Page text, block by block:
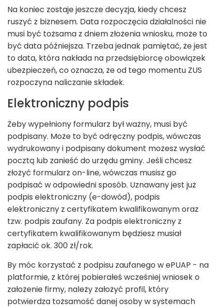
Na koniec zostaje jeszcze decyzja, kiedy chcesz
ruszyć z biznesem. Data rozpoczęcia działalności nie
musi być tożsama z dniem złożenia wniosku, może to
być data późniejsza. Trzeba jednak pamiętać, że jest
to data, która nakłada na przedsiębiorcę obowiązek
ubezpieczeń, co oznacza, że od tego momentu ZUS
rozpoczyna naliczanie składek.
Elektroniczny podpis
Żeby wypełniony formularz był ważny, musi być
podpisany. Może to być odręczny podpis, wówczas
wydrukowany i podpisany dokument możesz wysłać
pocztą lub zanieść do urzędu gminy. Jeśli chcesz
złożyć formularz on-line, wówczas musisz go
podpisać w odpowiedni sposób. Uznawany jest już
podpis elektroniczny (e-dowód), podpis
elektroniczny z certyfikatem kwalifikowanym oraz
tzw. podpis zaufany. Za podpis elektroniczny z
certyfikatem kwalifikowanym będziesz musiał
zapłacić ok. 300 zł/rok.
By móc korzystać z podpisu zaufanego w ePUAP - na
platformie, z której pobierałeś wcześniej wniosek o
założenie firmy, należy założyć profil, który
potwierdza tożsamość danej osoby w systemach